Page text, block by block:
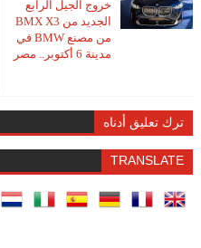
خروج الجيل الرابع
الجديد من BMX X3
من مصنع BMW في
مدينة 6 أكتوبر.. مصر
ترك تعليق أدناه
TRANSLATE